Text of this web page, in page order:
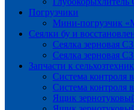
Погрузчики
Мини-погрузчик
Сеялки бу и
Сеялка зерновая
Сеялка зерновая
Запчасти к
Система контроля
Система контроля
Ящик